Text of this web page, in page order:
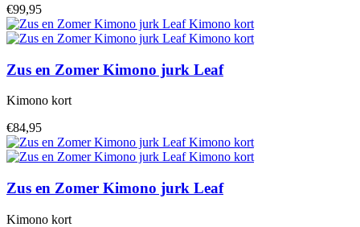
€99,95
Zus en Zomer Kimono jurk Leaf
Kimono kort
€84,95
Zus en Zomer Kimono jurk Leaf
Kimono kort